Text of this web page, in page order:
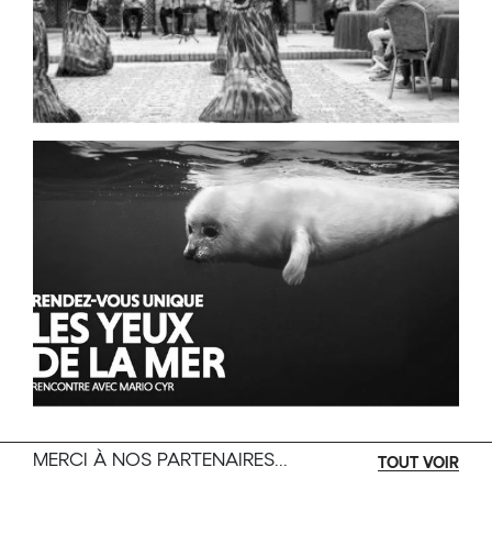
MERCI À NOS PARTENAIRES... TOUT VOIR